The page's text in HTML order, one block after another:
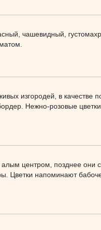
чашевидный,
изгородей, в качестве
Нежно-розовые
центром, позднее они
Цветки напоминают